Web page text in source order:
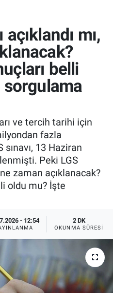
mı,
belli
sorgulama
ve tercih tarihi için
fazla
sınavı, 13 Haziran
Peki LGS
zaman açıklanacak?
oldu mu? İşte
- 12:54 2 DK
OKUNMA SÜRESI